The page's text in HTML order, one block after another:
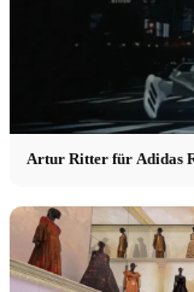
Artur Ritter für Adidas